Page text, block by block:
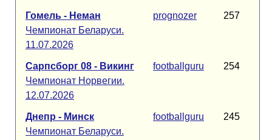
Гомель - Неман
Чемпионат Беларуси.
11.07.2026
prognozer 257
Сарпсборг 08 - Викинг
Чемпионат Норвегии.
12.07.2026
footballguru 254
Днепр - Минск
Чемпионат Беларуси.
footballguru 245